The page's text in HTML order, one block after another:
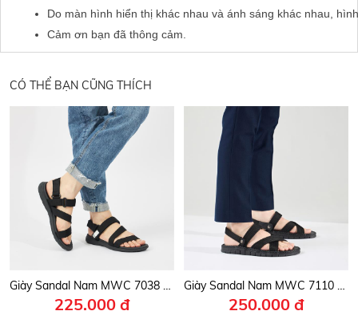
Do màn hình hiển thị khác nhau và ánh sáng khác nhau,
Cảm ơn bạn đã thông cảm.
CÓ THỂ BẠN CŨNG THÍCH
Giày Sandal Nam MWC 7038 - Sandal Nam Quai Ngang Chéo Phối Lót Dán Thời Trang, Kiểu Dáng Streetwear Với Đế Cao 3cm Êm Mềm, Trẻ Trung, Năng Động.
225.000 đ
Giày Sandal Nam MWC 7110 - Sandal Nam Quai Chéo Thể Thao Siêu Bền Đẹp, Vải Dù Dệt Bền Chắc, Thanh Lịch, Thời Trang.
250.000 đ